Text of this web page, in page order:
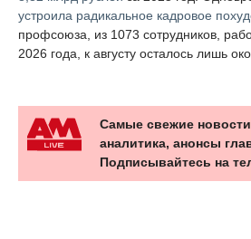
устроила радикальное кадровое
профсоюза, из 1073 сотрудников,
2026 года, к августу осталось лишь
Самые свежие
аналитика, анонсы
Подписывайтесь на